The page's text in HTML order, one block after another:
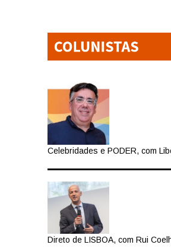
Celebridades e PODER, com
Direto de LISBOA, com Rui